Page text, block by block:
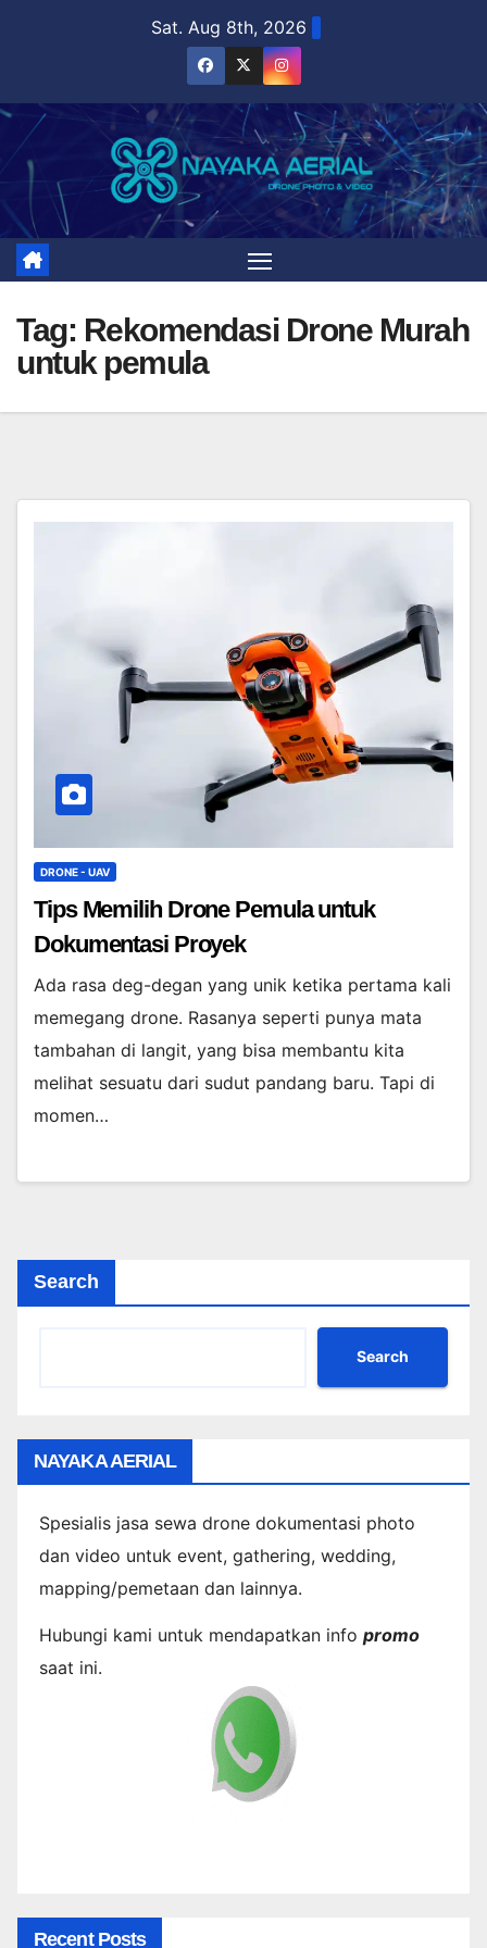
Sat. Aug 8th, 2026
Tag: Rekomendasi Drone Murah
untuk pemula
DRONE - UAV
Tips Memilih Drone Pemula untuk
Dokumentasi Proyek
Ada rasa deg-degan yang unik ketika pertama kali
memegang drone. Rasanya seperti punya mata
tambahan di langit, yang bisa membantu kita
melihat sesuatu dari sudut pandang baru. Tapi di
momen…
Search
Search
NAYAKA AERIAL
Spesialis jasa sewa drone dokumentasi photo
dan video untuk event, gathering, wedding,
mapping/pemetaan dan lainnya.
Hubungi kami untuk mendapatkan info promo
saat ini.
Recent Posts